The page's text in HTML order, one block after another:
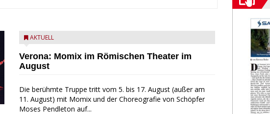
AKTUELL
Verona: Momix im Römischen Theater im
August
Die berühmte Truppe tritt vom 5. bis 17. August (außer am
11. August) mit Momix und der Choreografie von Schöpfer
Moses Pendleton auf...